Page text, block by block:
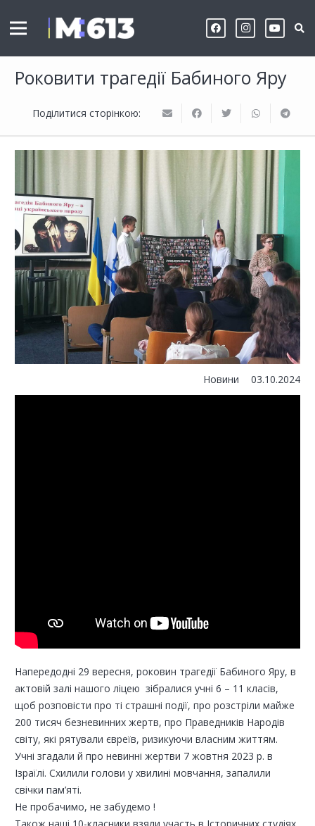
Роковити трагедії Бабиного Яру
Поділитися сторінкою:
Новини 03.10.2024
Напередодні 29 вересня, роковин трагедії Бабиного Яру, в
актовій залі нашого ліцею зібралися учні 6 – 11 класів,
щоб розповісти про ті страшні події, про розстріли майже
200 тисяч безневинних жертв, про Праведників Народів
світу, які рятували євреїв, ризикуючи власним життям.
Учні згадали й про невинні жертви 7 жовтня 2023 р. в
Ізраїлі. Схилили голови у хвилині мовчання, запалили
свічки пам’яті.
Не пробачимо, не забудемо !